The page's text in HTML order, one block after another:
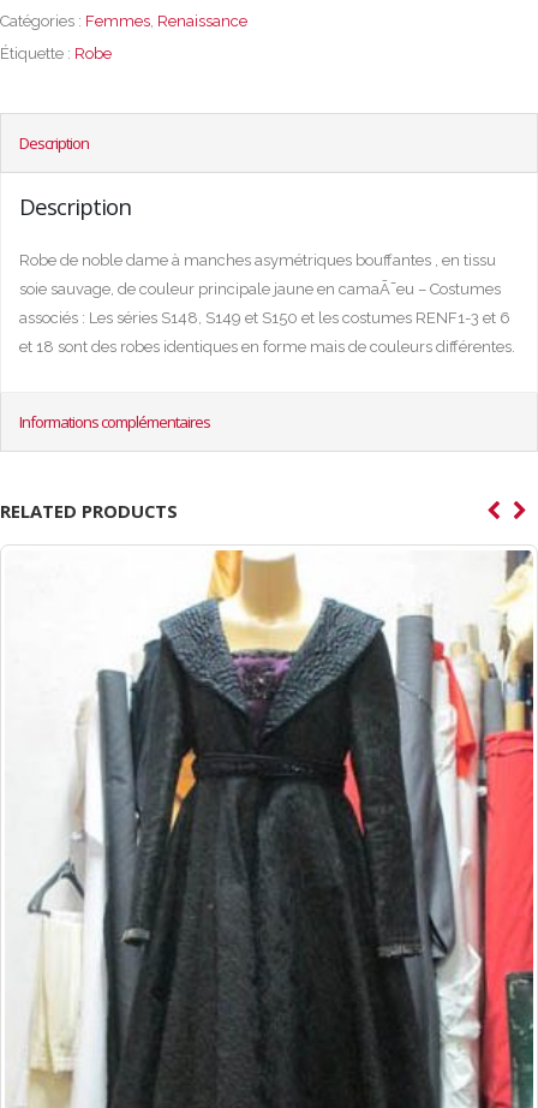
Catégories : Femmes, Renaissance
Étiquette : Robe
Description
Description
Robe de noble dame à manches asymétriques bouffantes , en tissu
soie sauvage, de couleur principale jaune en camaÃ¯eu – Costumes
associés : Les séries S148, S149 et S150 et les costumes RENF1-3 et 6
et 18 sont des robes identiques en forme mais de couleurs différentes.
Informations complémentaires
RELATED PRODUCTS